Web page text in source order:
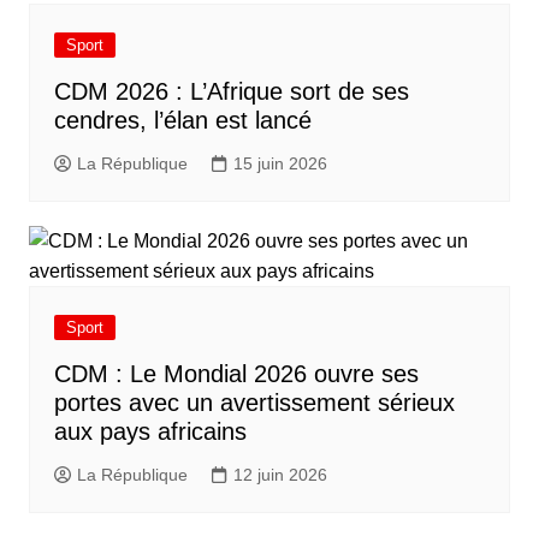
Sport
CDM 2026 : L’Afrique sort de ses
cendres, l’élan est lancé
La République 15 juin 2026
Sport
CDM : Le Mondial 2026 ouvre ses
portes avec un avertissement sérieux
aux pays africains
La République 12 juin 2026